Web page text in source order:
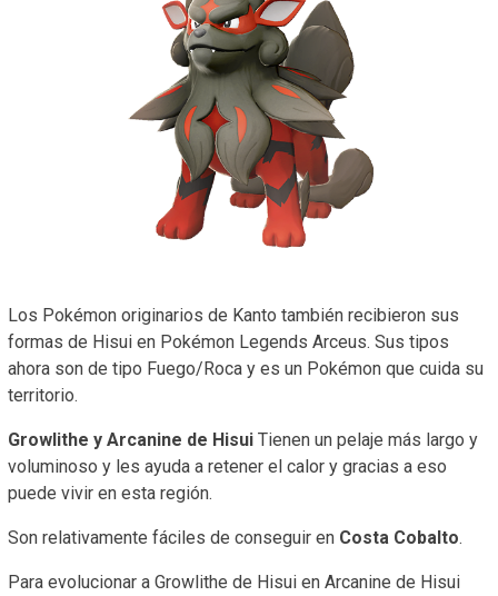
Los Pokémon originarios de Kanto también recibieron sus
formas de Hisui en Pokémon Legends Arceus. Sus tipos
ahora son de tipo Fuego/Roca y es un Pokémon que cuida su
territorio.
Growlithe y Arcanine de Hisui Tienen un pelaje más largo y
voluminoso y les ayuda a retener el calor y gracias a eso
puede vivir en esta región.
Son relativamente fáciles de conseguir en Costa Cobalto.
Para evolucionar a Growlithe de Hisui en Arcanine de Hisui